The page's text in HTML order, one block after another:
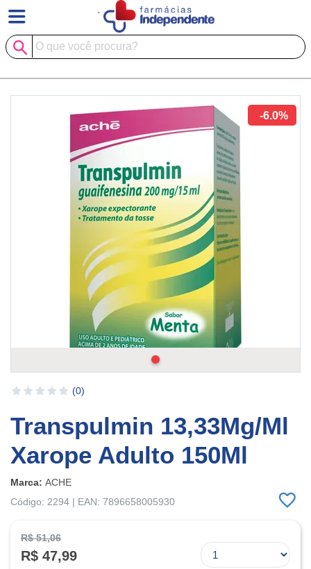
`
-6.0%
(0)
Transpulmin 13,33Mg/Ml
Xarope Adulto 150Ml
Marca: ACHE
Código: 2294 | EAN: 7896658005930
R$ 51,06
R$ 47,99